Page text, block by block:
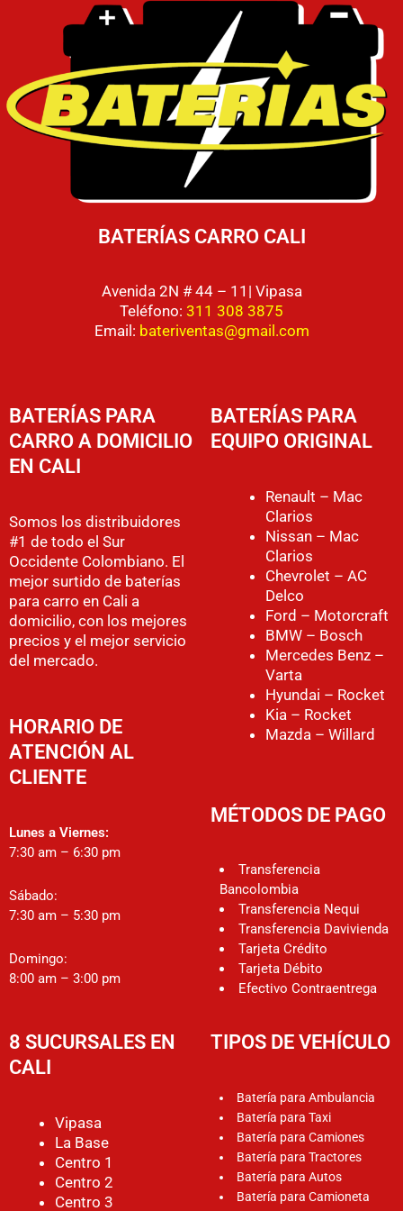
BATERÍAS CARRO CALI
Avenida 2N # 44 – 11| Vipasa
Teléfono: 311 308 3875
Email: bateriventas@gmail.com
BATERÍAS PARA
CARRO A DOMICILIO
EN CALI
Somos los distribuidores
#1 de todo el Sur
Occidente Colombiano. El
mejor surtido de baterías
para carro en Cali a
domicilio, con los mejores
precios y el mejor servicio
del mercado.
HORARIO DE
ATENCIÓN AL
CLIENTE
Lunes a Viernes:
7:30 am – 6:30 pm
Sábado:
7:30 am – 5:30 pm
Domingo:
8:00 am – 3:00 pm
BATERÍAS PARA
EQUIPO ORIGINAL
Renault – Mac
Clarios
Nissan – Mac
Clarios
Chevrolet – AC
Delco
Ford – Motorcraft
BMW – Bosch
Mercedes Benz –
Varta
Hyundai – Rocket
Kia – Rocket
Mazda – Willard
MÉTODOS DE PAGO
Transferencia
Bancolombia
Transferencia Nequi
Transferencia Davivienda
Tarjeta Crédito
Tarjeta Débito
Efectivo Contraentrega
8 SUCURSALES EN
CALI
Vipasa
La Base
Centro 1
Centro 2
Centro 3
TIPOS DE VEHÍCULO
Batería para Ambulancia
Batería para Taxi
Batería para Camiones
Batería para Tractores
Batería para Autos
Batería para Camioneta